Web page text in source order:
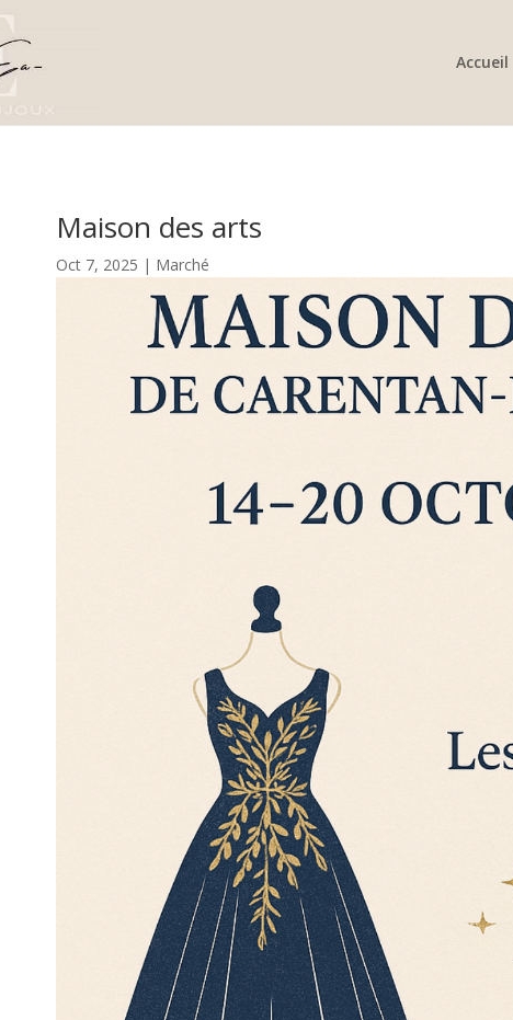
Accueil
Maison des arts
Oct 7, 2025 | Marché